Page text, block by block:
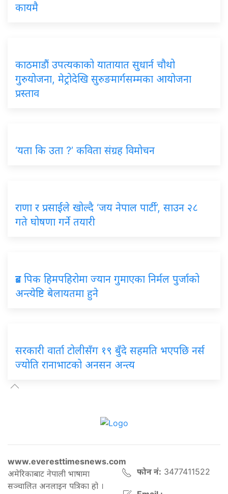
कायमै
काठमाडौं उपत्यकाको यातायात सुधार्न चौथो
गुरुयोजना, मेट्रोदेखि सुरुङमार्गसम्मका आयोजना
प्रस्ताव
‘यता कि उता ?’ कविता संग्रह विमोचन
राणा र प्रसाईंले खोल्दै ‘जय नेपाल पार्टी’, साउन २८
गते घोषणा गर्ने तयारी
ब्रड पिक हिमपहिरोमा ज्यान गुमाएका निर्मल पुर्जाको
अन्त्येष्टि बेलायतमा हुने
सरकारी वार्ता टोलीसँग १९ बुँदे सहमति भएपछि नर्स
ज्योति रानाभाटको अनसन अन्त्य
www.everesttimesnews.com
अमेरिकाबाट नेपाली भाषामा
सञ्चालित अनलाइन पत्रिका हो ।
फोन नं: 3477411522